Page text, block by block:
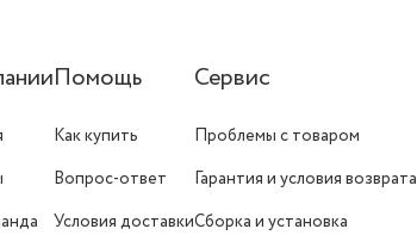
Помощь
Как купить
Вопрос-ответ
Условия доставки
Сервис
Проблемы с товаром
Гарантия и условия возврата
Сборка и установка